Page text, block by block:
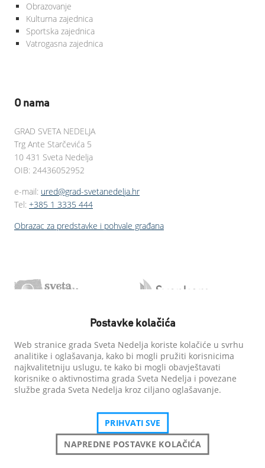
Obrazovanje
Kulturna zajednica
Sportska zajednica
Vatrogasna zajednica
O nama
GRAD SVETA NEDELJA
Trg Ante Starčevića 5
10 431 Sveta Nedelja
OIB: 24436052952
e-mail: ured@grad-svetanedelja.hr
Tel: +385 1 3335 444
Obrazac za predstavke i pohvale građana
Postavke kolačića
Web stranice grada Sveta Nedelja koriste kolačiće u svrhu
analitike i oglašavanja, kako bi mogli pružiti korisnicima
najkvalitetniju uslugu, te kako bi mogli obavještavati
korisnike o aktivnostima grada Sveta Nedelja i povezane
službe grada Sveta Nedelja kroz ciljano oglašavanje.
PRIHVATI SVE
NAPREDNE POSTAVKE KOLAČIĆA